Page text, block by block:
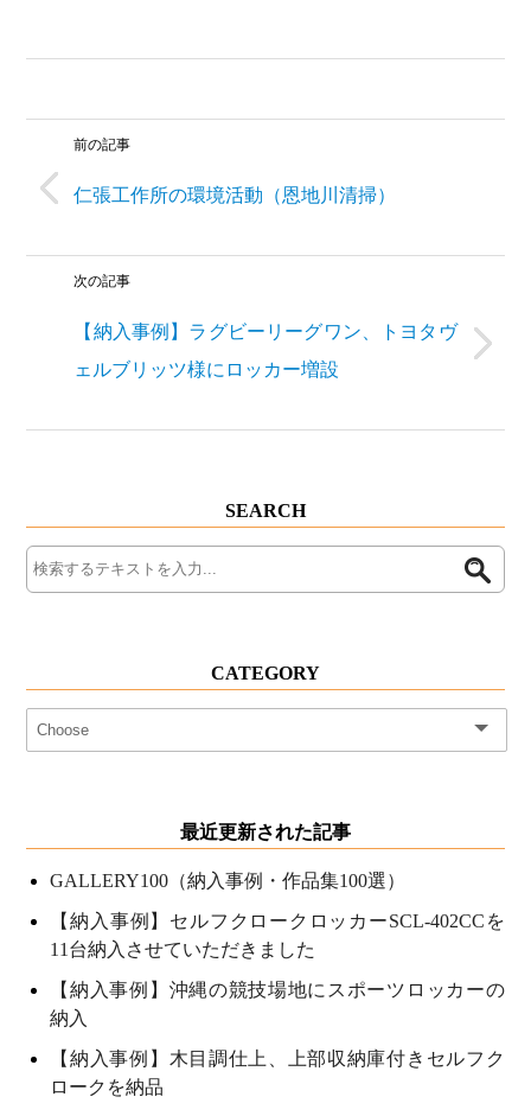
前の記事
仁張工作所の環境活動（恩地川清掃）
次の記事
【納入事例】ラグビーリーグワン、トヨタヴ
ェルブリッツ様にロッカー増設
SEARCH
CATEGORY
最近更新された記事
GALLERY100（納入事例・作品集100選）
【納入事例】セルフクロークロッカーSCL-402CCを
11台納入させていただきました
【納入事例】沖縄の競技場地にスポーツロッカーの
納入
【納入事例】木目調仕上、上部収納庫付きセルフク
ロークを納品